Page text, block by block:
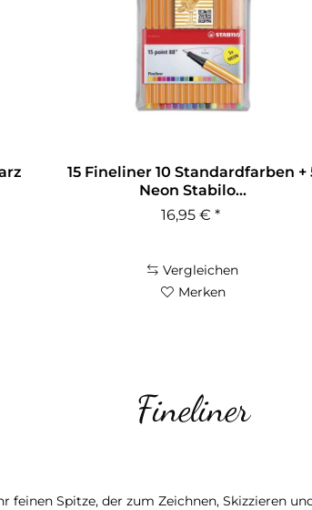
15 Fineliner 10 Standardfarben +
Neon Stabilo...
16,95 € *
Vergleichen
Merken
Fineliner
feinen Spitze, der zum Zeichnen, Skizzieren